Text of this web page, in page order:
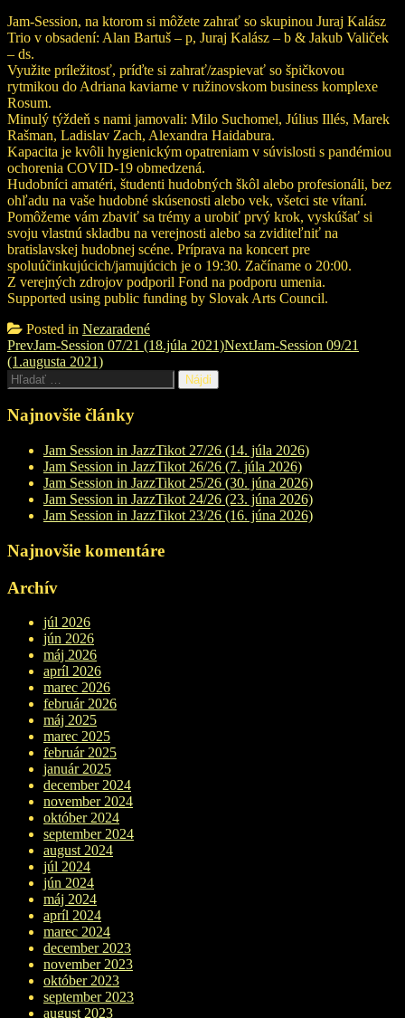
Jam-Session, na ktorom si môžete zahrať so skupinou Juraj Kalász
Trio v obsadení: Alan Bartuš – p, Juraj Kalász – b & Jakub Valiček
– ds.
Využite príležitosť, príďte si zahrať/zaspievať so špičkovou
rytmikou do Adriana kaviarne v ružinovskom business komplexe
Rosum.
Minulý týždeň s nami jamovali: Milo Suchomel, Július Illés, Marek
Rašman, Ladislav Zach, Alexandra Haidabura.
Kapacita je kvôli hygienickým opatreniam v súvislosti s pandémiou
ochorenia COVID-19 obmedzená.
Hudobníci amatéri, študenti hudobných škôl alebo profesionáli, bez
ohľadu na vaše hudobné skúsenosti alebo vek, všetci ste vítaní.
Pomôžeme vám zbaviť sa trémy a urobiť prvý krok, vyskúšať si
svoju vlastnú skladbu na verejnosti alebo sa zviditeľniť na
bratislavskej hudobnej scéne. Príprava na koncert pre
spoluúčinkujúcich/jamujúcich je o 19:30. Začíname o 20:00.
Z verejných zdrojov podporil Fond na podporu umenia.
Supported using public funding by Slovak Arts Council.
Posted in Nezaradené
Post
navigation
PrevJam-Session 07/21 (18.júla 2021)NextJam-Session 09/21
(1.augusta 2021)
Hľadať:
Najnovšie články
Jam Session in JazzTikot 27/26 (14. júla 2026)
Jam Session in JazzTikot 26/26 (7. júla 2026)
Jam Session in JazzTikot 25/26 (30. júna 2026)
Jam Session in JazzTikot 24/26 (23. júna 2026)
Jam Session in JazzTikot 23/26 (16. júna 2026)
Najnovšie komentáre
Archív
júl 2026
jún 2026
máj 2026
apríl 2026
marec 2026
február 2026
máj 2025
marec 2025
február 2025
január 2025
december 2024
november 2024
október 2024
september 2024
august 2024
júl 2024
jún 2024
máj 2024
apríl 2024
marec 2024
december 2023
november 2023
október 2023
september 2023
august 2023